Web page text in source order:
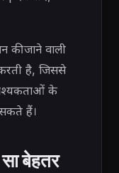
की जाने वाली
करती है, जिससे
के
हैं।
बेहतर